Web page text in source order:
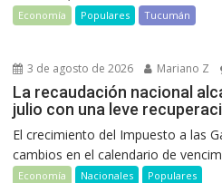
Economía Populares Tucumán
3 de agosto de 2026 Mariano Z
La recaudación nacional
julio con una leve
El crecimiento del Impuesto a las
cambios en el calendario de
Economía Nacionales Populares